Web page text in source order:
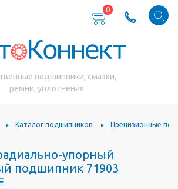
0
подшипники, смазки,
ремни, уплотнения
Каталог подшипников Прецизионные
упорный
подшипник 71903